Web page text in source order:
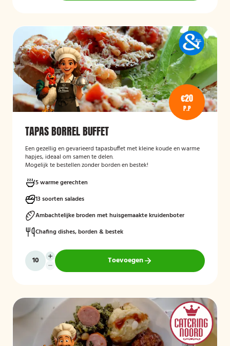
€20
P.P
TAPAS BORREL BUFFET
Een gezellig en gevarieerd tapasbuffet met kleine koude en warme
hapjes, ideaal om samen te delen.
Mogelijk te bestellen zonder borden en bestek!
5 warme gerechten
13 soorten salades
Ambachtelijke broden met huisgemaakte kruidenboter
Chafing dishes, borden & bestek
Toevoegen